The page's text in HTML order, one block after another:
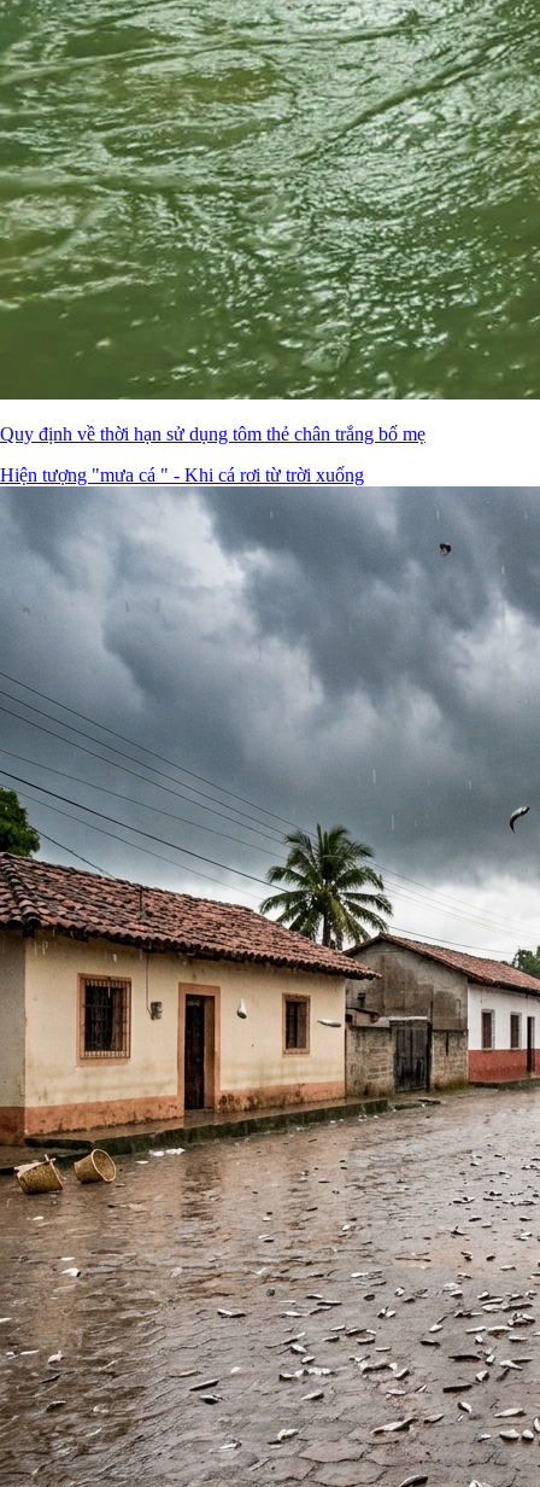
Quy định về thời hạn sử dụng tôm thẻ chân trắng bố mẹ
Hiện tượng "mưa cá " - Khi cá rơi từ trời xuống